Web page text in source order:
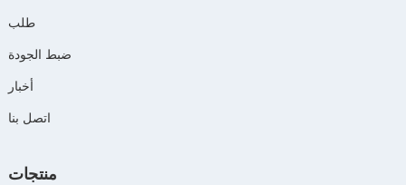
طلب
ضبط الجودة
أخبار
اتصل بنا
منتجات